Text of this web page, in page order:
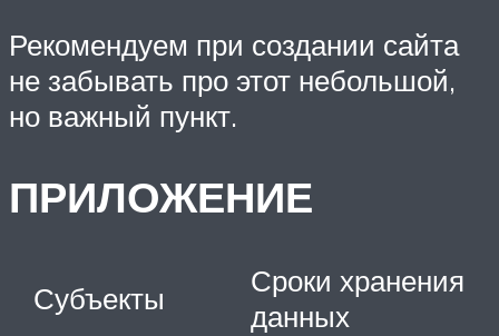
Рекомендуем при создании сайта
не забывать про этот небольшой,
но важный пункт.
ПРИЛОЖЕНИЕ
Субъекты
Сроки хранения
данных